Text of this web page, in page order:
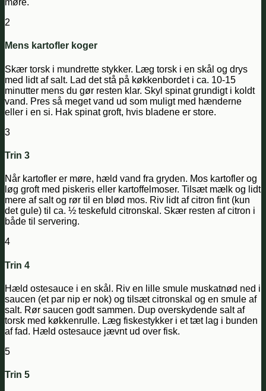
møre.
2
Mens kartofler koger
Skær torsk i mundrette stykker. Læg torsk i en skål og drys
med lidt af salt. Lad det stå på køkkenbordet i ca. 10-15
minutter mens du gør resten klar. Skyl spinat grundigt i koldt
vand. Pres så meget vand ud som muligt med hænderne
eller i en si. Hak spinat groft, hvis bladene er store.
3
Trin 3
Når kartofler er møre, hæld vand fra gryden. Mos kartofler og
løg groft med piskeris eller kartoffelmoser. Tilsæt mælk og lidt
mere af salt og rør til en blød mos. Riv lidt af citron fint (kun
det gule) til ca. ½ teskefuld citronskal. Skær resten af citron i
både til servering.
4
Trin 4
Hæld ostesauce i en skål. Riv en lille smule muskatnød ned i
saucen (et par nip er nok) og tilsæt citronskal og en smule af
salt. Rør saucen godt sammen. Dup overskydende salt af
torsk med køkkenrulle. Læg fiskestykker i et tæt lag i bunden
af fad. Hæld ostesauce jævnt ud over fisk.
5
Trin 5